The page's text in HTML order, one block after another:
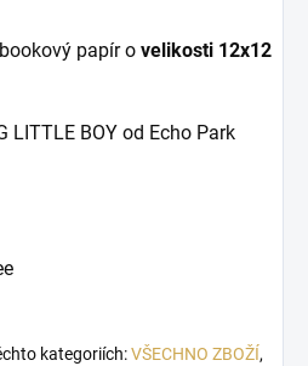
papír o velikosti 12x12
LITTLE BOY od Echo Park
kategoriích:VŠECHNO ZBOŽÍ,